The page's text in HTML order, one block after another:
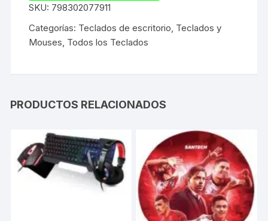
SKU: 798302077911
Categorías: Teclados de escritorio, Teclados y
Mouses, Todos los Teclados
PRODUCTOS RELACIONADOS